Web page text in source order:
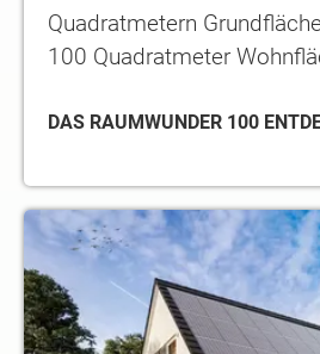
Quadratmetern
100 Quadratmeter
DAS RAUMWUNDER 100